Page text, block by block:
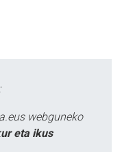
webguneko
eta ikus